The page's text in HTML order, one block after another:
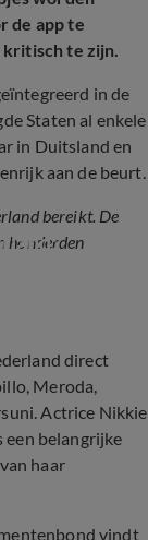
de app te
te zijn.
in de
Staten al enkele
in Duitsland en
aan de beurt.
bereikt. De
honderden
direct
Meroda,
Actrice Nikkie
een belangrijke
haar
vindt